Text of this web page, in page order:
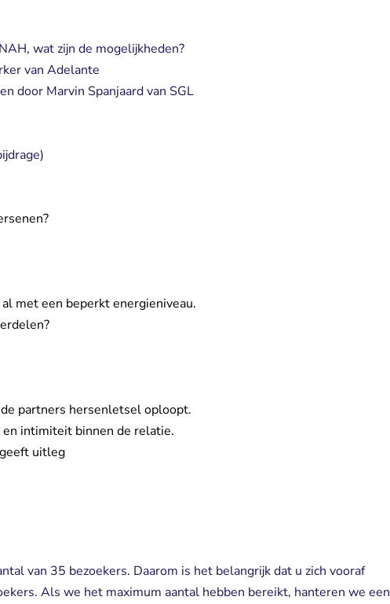
wat zijn de mogelijkheden?
van Adelante
door Marvin Spanjaard van SGL
met een beperkt energieniveau.
partners hersenletsel oploopt.
intimiteit binnen de relatie.
uitleg
van 35 bezoekers. Daarom is het belangrijk dat u zich vooraf
Als we het maximum aantal hebben bereikt, hanteren we een